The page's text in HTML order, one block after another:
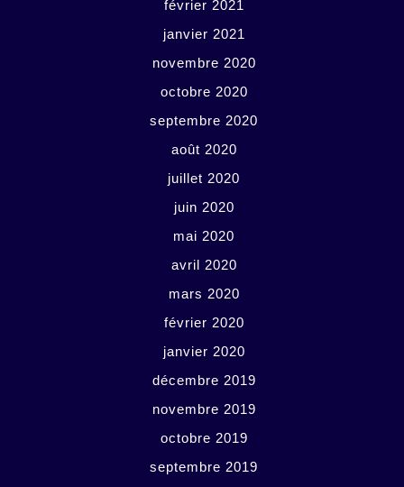
février 2021
janvier 2021
novembre 2020
octobre 2020
septembre 2020
août 2020
juillet 2020
juin 2020
mai 2020
avril 2020
mars 2020
février 2020
janvier 2020
décembre 2019
novembre 2019
octobre 2019
septembre 2019